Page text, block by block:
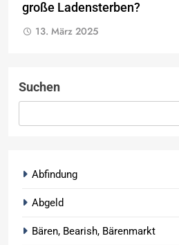
große Ladensterben?
13. März 2025
Suchen
Abfindung
Abgeld
Bären, Bearish, Bärenmarkt